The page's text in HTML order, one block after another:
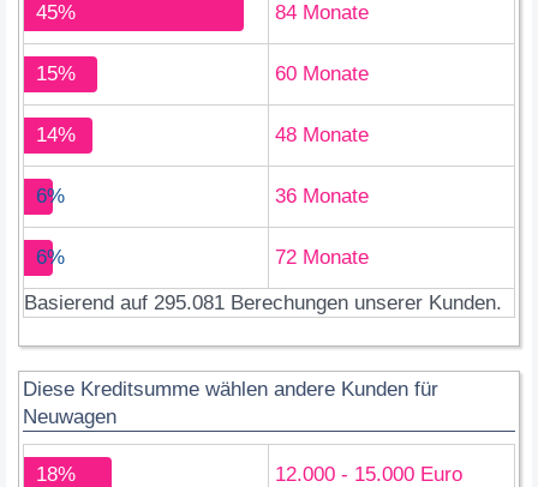
45% 84 Monate
15% 60 Monate
14% 48 Monate
6% 36 Monate
6%
72 Monate
Basierend auf 295.081 Berechungen unserer Kunden.
Diese Kreditsumme wählen andere Kunden für
Neuwagen
18% 12.000 - 15.000 Euro